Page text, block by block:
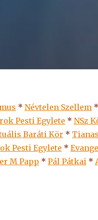
* Névtelen Szellem *
Pesti Egylete * NSz
Baráti Kör *
Pesti Egylete *
M Papp * Pál Pátkai *